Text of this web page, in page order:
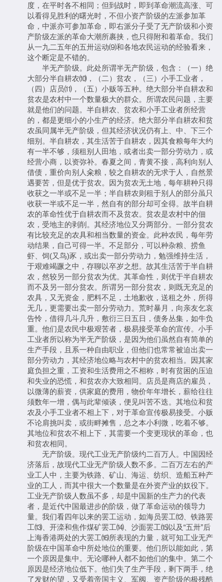
度，在平时各不相同；但到战时，即到革命潮流高涨、可
以看得见胜利的曙光时，不但小资产阶级的左派参加革
命，中派亦可参加革命，即右派分子受了无产阶级和小资
产阶级左派的革命大潮所裹挟，也只得附和着革命。我们
从一九二五年的五卅运动⑼和各地农民运动的经验看来，
这个断定是不错的。
半无产阶级。此处所谓半无产阶级，包含：（一）绝
大部分半自耕农⑽，（二）贫农，（三）小手工业者，
（四）店员⑾，（五）小贩等五种。绝大部分半自耕农和
贫农是农村中一个数量极大的群众。所谓农民问题，主要
就是他们的问题。半自耕农、贫农和小手工业者所经营
的，都是更细小的小生产的经济。绝大部分半自耕农和贫
农虽同属半无产阶级，但其经济状况仍有上、中、下三个
细别。半自耕农，其生活苦于自耕农，因其食粮每年大约
有一半不够，须租别人田地，或者出卖一部分劳动力，或
经营小商，以资弥补。春夏之间，青黄不接，高利向别人
借债，重价向别人籴粮，较之自耕农的无求于人，自然景
遇要苦，但是优于贫农。因为贫农无土地，每年耕种只得
收获之一半或不足一半；半自耕农则租于别人的部分虽只
收获一半或不足一半，然自有的部分却可全得。故半自耕
农的革命性优于自耕农而不及贫农。贫农是农村中的佃
农，受地主的剥削。其经济地位又分两部分。一部分贫农
有比较充足的农具和相当数量的资金。此种农民，每年劳
动结果，自己可得一半。不足部分，可以种杂粮、捞鱼
虾、饲(又鸟)豕，或出卖一部分劳动力，勉强维持生活，
于艰难竭蹶之中，存聊以卒岁之想。故其生活苦于半自耕
农，然较另一部分贫农为优。其革命性，则优于半自耕农
而不及另一部分贫农。所谓另一部分贫农，则既无充足的
农具，又无资金，肥料不足，土地歉收，送租之外，所得
无几，更需要出卖一部分劳动力。荒时暴月，向亲友乞哀
告怜，借得几斗几升，敷衍三日五日，债务丛集，如牛负
重。他们是农民中极艰苦者，极易接受革命的宣传。小手
工业者所以称为半无产阶级，是因为他们虽然自有简单的
生产手段，且系一种自由职业，但他们也常常被迫出卖一
部分劳动力，其经济地位略与农村中的贫农相当。因其家
庭负担之重，工资和生活费用之不相称，时有贫困的压迫
和失业的恐慌，和贫农亦大致相同。店员是商店的雇员，
以微薄的薪资，供家庭的费用，物价年年增长，薪给往往
须数年一增，偶与此辈倾谈，便见叫苦不迭。其地位和贫
农及小手工业者不相上下，对于革命宣传极易接受。小贩
不论肩挑叫卖，或街畔摊售，总之本小利微，吃着不够。
其地位和贫农不相上下，其需要一个变更现状的革命，也
和贫农相同。
无产阶级。现代工业无产阶级约二百万人。中国因经
济落后，故现代工业无产阶级人数不多。二百万左右的产
业工人中，主要为铁路、矿山、海运、纺织、造船五种产
业的工人，而其中很大一个数量是在外资产业的奴役下。
工业无产阶级人数虽不多，却是中国新的生产力的代表
者，是近代中国最进步的阶级，做了革命运动的领导力
量。我们看四年以来的罢工运动，如海员罢工⑿、铁路罢
工⒀、开滦和焦作煤矿罢工⒁、沙面罢工⒂以及“五卅”后
上海香港两处的大罢工⒃所表现的力量，就可知工业无产
阶级在中国革命中所处地位的重要。他们所以能如此，第
一个原因是集中。无论哪种人都不如他们的集中。第二个
原因是经济地位低下。他们失了生产手段，剩下两手，绝
了发财的望，又受着帝国主义、军阀、资产阶级的极残酷